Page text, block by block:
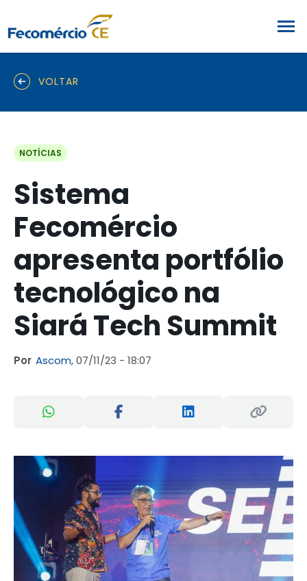
VOLTAR
NOTÍCIAS
Sistema
Fecomércio
apresenta portfólio
tecnológico na
Siará Tech Summit
Por Ascom,07/11/23 - 18:07